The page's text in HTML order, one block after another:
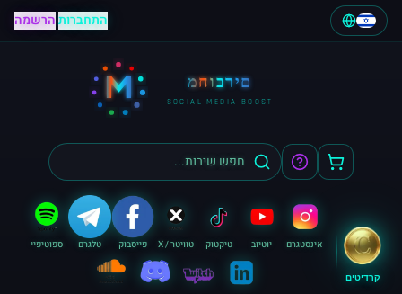
התחברות|הרשמה
M מחוברים
SOCIAL MEDIA BOOST
קרדיטים
אינסטגרם יוטיוב טיקטוק טוויטר / X פייסבוק טלגרם ספוטיפיי